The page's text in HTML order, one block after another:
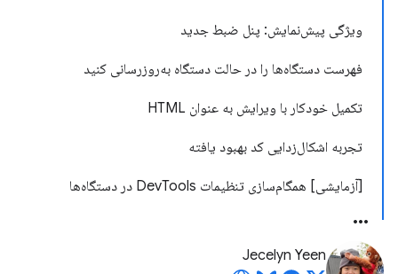
ویژگی پیش‌نمایش: پنل ضبط جدید
فهرست دستگاه‌ها را در حالت دستگاه به‌روزرسانی کنید
تکمیل خودکار با ویرایش به عنوان HTML
تجربه اشکال‌زدایی کد بهبود یافته
[آزمایشی] همگام‌سازی تنظیمات DevTools در دستگاه‌ها
Jecelyn Yeen